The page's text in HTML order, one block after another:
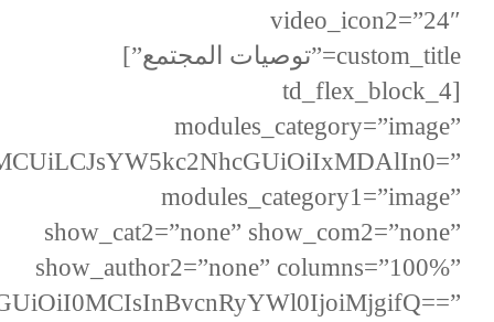
video_icon2=”24″
custom_title=”توصيات المجتمع”]
[td_flex_block_4
modules_category=”image”
modules_category1=”image”
show_cat2=”none” show_com2=”none”
show_author2=”none” columns=”100%”